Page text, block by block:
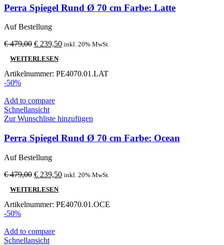
Perra Spiegel Rund Ø 70 cm Farbe: Latte
Auf Bestellung
€479,00 Ursprünglicher
war:
€ 479,00
€ 239,50Aktueller
€ 239,50.
inkl. 20% MwSt.
WEITERLESEN
Artikelnummer: PE4070.01.LAT
-50%
Add to compare
Schnellansicht
Zur Wunschliste hinzufügen
Perra Spiegel Rund Ø 70 cm Farbe: Ocean
Auf Bestellung
€479,00 Ursprünglicher
war:
€ 479,00
€ 239,50Aktueller
€ 239,50.
inkl. 20% MwSt.
WEITERLESEN
Artikelnummer: PE4070.01.OCE
-50%
Add to compare
Schnellansicht